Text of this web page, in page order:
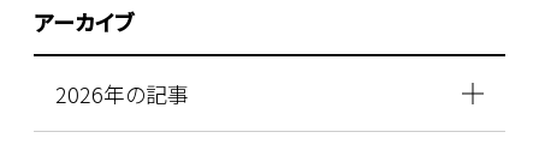
アーカイブ
2026年の記事